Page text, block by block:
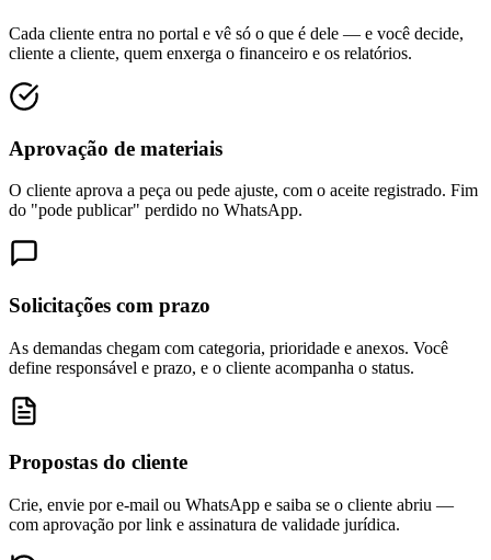
Cada cliente entra no portal e vê só o que é dele — e você decide,
cliente a cliente, quem enxerga o financeiro e os relatórios.
Aprovação de materiais
O cliente aprova a peça ou pede ajuste, com o aceite registrado. Fim
do "pode publicar" perdido no WhatsApp.
Solicitações com prazo
As demandas chegam com categoria, prioridade e anexos. Você
define responsável e prazo, e o cliente acompanha o status.
Propostas do cliente
Crie, envie por e-mail ou WhatsApp e saiba se o cliente abriu —
com aprovação por link e assinatura de validade jurídica.